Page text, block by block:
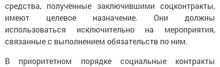
средства, полученные заключившими соцконтракты,
имеют целевое назначение. Они должны
использоваться исключительно на мероприятия,
связанные с выполнением обязательств по ним.
В приоритетном порядке социальные контракты